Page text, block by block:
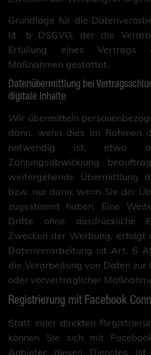
Grundlage für die
lit. b DSGVO, der die
Erfüllung eines Vertrags
Maßnahmen gestattet.
Datenübermittlung bei
digitale Inhalte
Wir übermitteln
dann, wenn dies im Rahmen
notwendig ist,
Zahlungsabwicklung
weitergehende Übermittlung
bzw. nur dann, wenn Sie der
zugestimmt haben. Eine
Dritte ohne ausdrückliche
Zwecken der Werbung, erfolgt
Datenverarbeitung ist Art. 6
die Verarbeitung von Daten zur
oder vorvertraglicher
Registrierung mit Facebook
Statt einer direkten
können Sie sich mit
Anbieter dieses Dienstes ist